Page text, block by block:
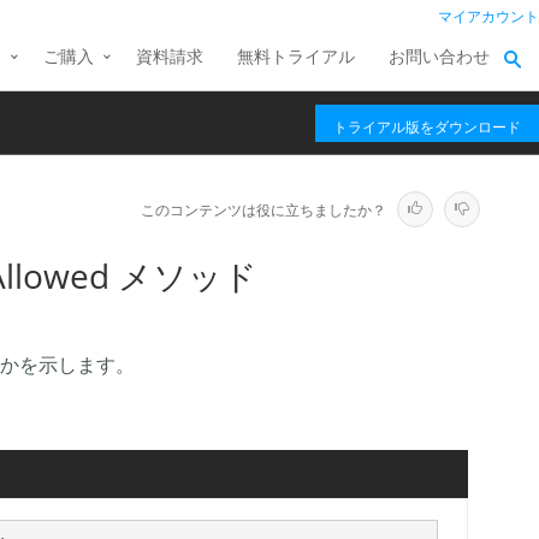
マイアカウント
ご購入 資料請求 無料トライアル お問い合わせ
トライアル版をダウンロード
このコンテンツは役に立ちましたか？
メソッド
示します。